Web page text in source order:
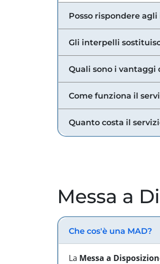
Posso rispondere
Gli interpelli
Quali sono i
Come funziona il
Quanto costa il
Messa a
Che cos'è una MAD?
La Messa a